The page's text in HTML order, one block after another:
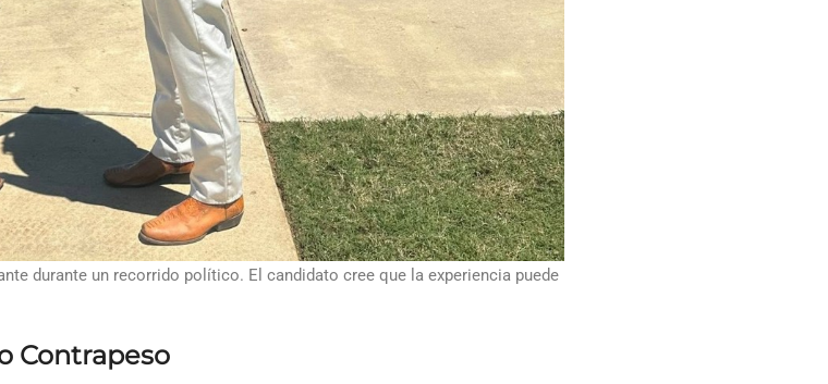
durante un recorrido político. El candidato cree que la experiencia puede
Contrapeso